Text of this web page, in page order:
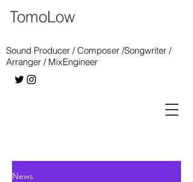
TomoLow
Sound Producer / Composer /Songwriter /
Arranger / MixEngineer
News